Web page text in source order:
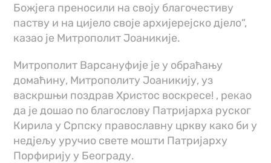
Божјега преносили на своју благочестиву
паству и на цијело своје архијерејско дјело“,
казао је Митрополит Јоаникије.
Митрополит Варсануфије је у обраћању
домаћину, Митрополиту Јоаникију, уз
васкршњи поздрав Христос воскресе! , рекао
да је дошао по благослову Патријарха руског
Кирила у Српску православну цркву како би у
недјељу уручио свете мошти Патријарху
Порфирију у Београду.